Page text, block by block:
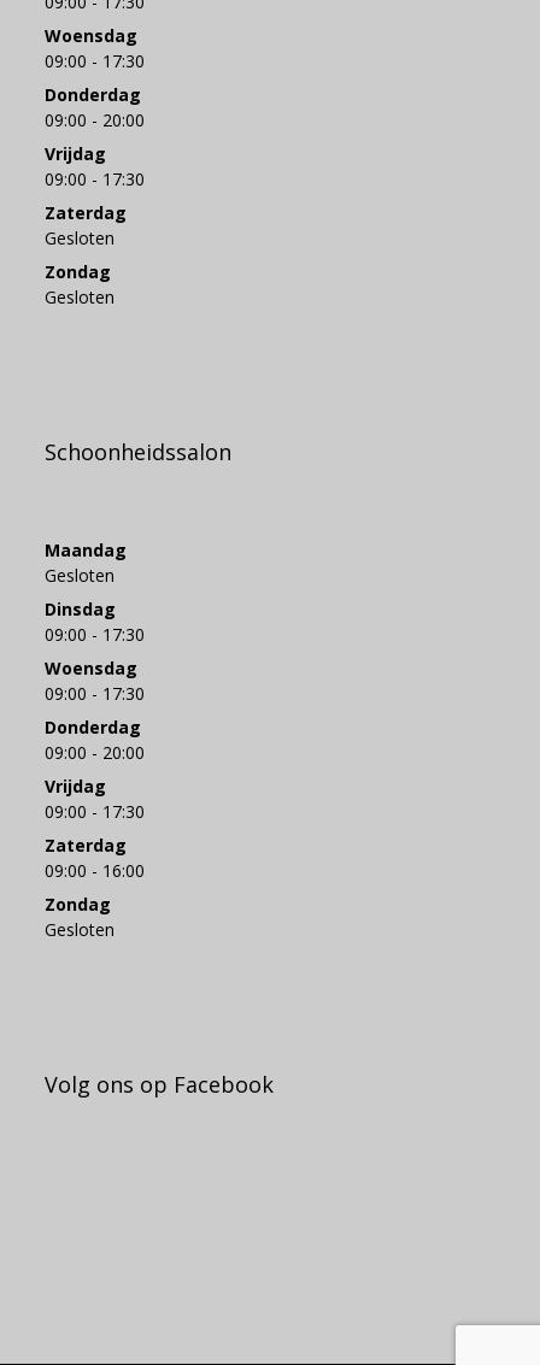
Woensdag
09:00 - 17:30
Donderdag
09:00 - 20:00
Vrijdag
09:00 - 17:30
Zaterdag
Gesloten
Zondag
Gesloten
Schoonheidssalon
Maandag
Gesloten
Dinsdag
09:00 - 17:30
Woensdag
09:00 - 17:30
Donderdag
09:00 - 20:00
Vrijdag
09:00 - 17:30
Zaterdag
09:00 - 16:00
Zondag
Gesloten
Volg ons op Facebook